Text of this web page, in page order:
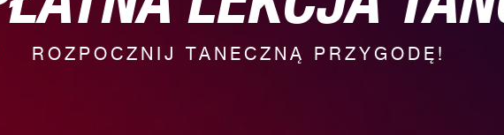
ROZPOCZNIJ TANECZNĄ PRZYGODĘ!